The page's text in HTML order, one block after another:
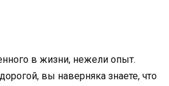
в жизни, нежели опыт.
вы наверняка знаете, что